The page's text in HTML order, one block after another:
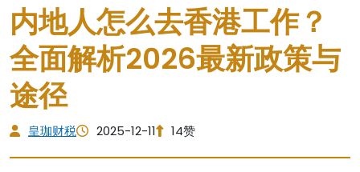
内地人怎么去香港工作？
全面解析2026最新政策与
途径
皇珈财税 2025-12-11 14赞